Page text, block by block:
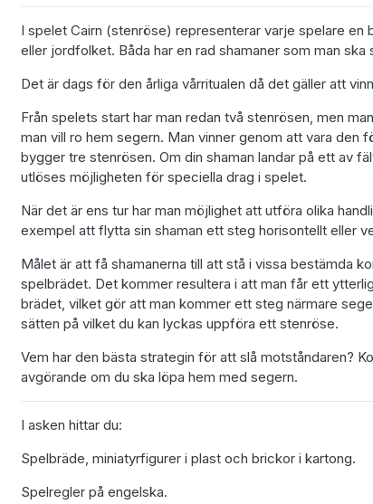
I spelet Cairn (stenröse) representerar varje spelare en
eller jordfolket. Båda har en rad shamaner som man ska
Det är dags för den årliga vårritualen då det gäller att
Från spelets start har man redan två stenrösen, men
man vill ro hem segern. Man vinner genom att vara den
bygger tre stenrösen. Om din shaman landar på ett av
utlöses möjligheten för speciella drag i spelet.
När det är ens tur har man möjlighet att utföra olika
exempel att flytta sin shaman ett steg horisontellt eller
Målet är att få shamanerna till att stå i vissa bestämda
spelbrädet. Det kommer resultera i att man får ett
brädet, vilket gör att man kommer ett steg närmare
sätten på vilket du kan lyckas uppföra ett stenröse.
Vem har den bästa strategin för att slå motståndaren?
avgörande om du ska löpa hem med segern.
I asken hittar du:
Spelbräde, miniatyrfigurer i plast och brickor i kartong.
Spelregler på engelska.